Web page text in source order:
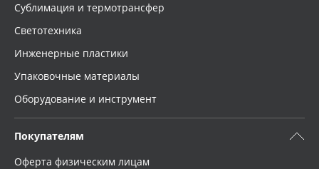
Сублимация и термотрансфер
Светотехника
Инженерные пластики
Упаковочные материалы
Оборудование и инструмент
Покупателям
Оферта физическим лицам